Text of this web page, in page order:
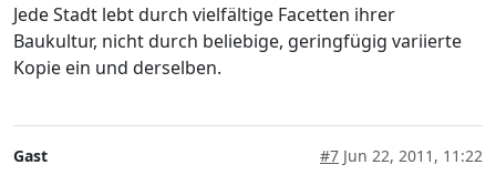
Jede Stadt lebt durch vielfältige Facetten ihrer
Baukultur, nicht durch beliebige, geringfügig variierte
Kopie ein und derselben.
Gast #7 Jun 22, 2011, 11:22